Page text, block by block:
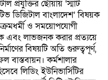
প্রযুক্তির ছোঁয়ায় ‘স্মার্ট
ডিজিটাল বাংলাদেশ’ বিষয়ক
ও সময়োপযোগী
এবং লাভজনক করার প্রত্যয়ে
বিষয়টি অতি গুরুত্বপূর্ণ,
বাস্তবায়ন। কর্মশালার
লিডিং ইউনিভার্সিটির